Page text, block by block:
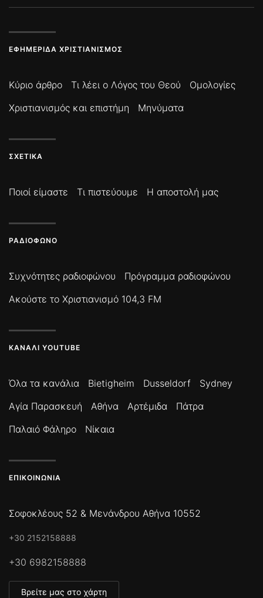
ΕΦΗΜΕΡΊΔΑ ΧΡΙΣΤΙΑΝΙΣΜΌΣ
Κύριο άρθρο Τι λέει ο Λόγος του Θεού
Ομολογίες
Χριστιανισμός και επιστήμη
Μηνύματα
ΣΧΕΤΙΚΆ
Ποιοί είμαστε Τι πιστεύουμε Η αποστολή μας
ΡΑΔΙΌΦΩΝΟ
Συχνότητες ραδιοφώνου
Πρόγραμμα ραδιοφώνου
Ακούστε το Χριστιανισμό 104,3 FM
ΚΑΝΆΛΙ YOUTUBE
Όλα τα κανάλια Bietigheim Dusseldorf
Sydney
Αγία Παρασκευή
Αθήνα Αρτέμιδα
Πάτρα
Παλαιό Φάληρο
Νίκαια
ΕΠΙΚΟΙΝΩΝΊΑ
Σοφοκλέους 52 & Μενάνδρου Αθήνα 10552
+30 2152158888
+30 6982158888
Βρείτε μας στο χάρτη